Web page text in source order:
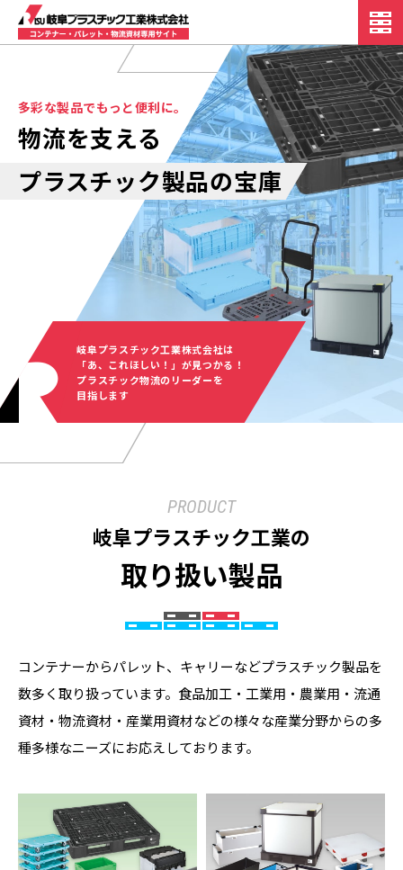
多彩な製品でもっと便利に。
物流を支える
プラスチック製品の宝庫
岐阜プラスチック工業株式会社は
「あ、これほしい！」が見つかる！
プラスチック物流のリーダーを
目指します
PRODUCT
岐阜プラスチック工業の
取り扱い製品
コンテナーからパレット、キャリーなどプラスチック製品を
数多く取り扱っています。食品加工・工業用・農業用・流通
資材・物流資材・産業用資材などの様々な産業分野からの多
種多様なニーズにお応えしております。